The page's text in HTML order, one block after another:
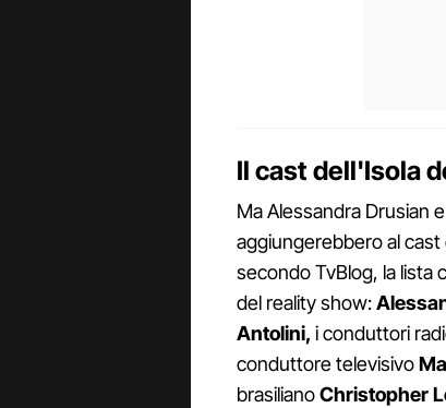
Il cast dell'Isola
Ma Alessandra Drusian
aggiungerebbero al cast
secondo TvBlog, la lista
del reality show:
Antolini, i conduttori
conduttore televisivo
brasilianoChristopher